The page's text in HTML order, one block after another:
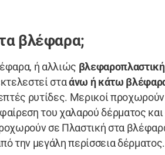
βλέφαρα;
ή αλλιώς βλεφαροπλαστική
σταάνω ή κάτω
ρυτίδες. Μερικοί
του χαλαρού δέρματος και
σε Πλαστική στα
την μεγάλη περίσσεια δέρματος.